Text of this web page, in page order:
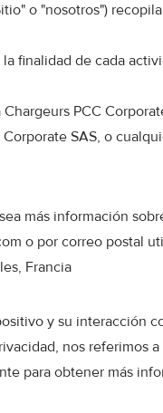
o "nosotros")
finalidad de cada
PCC
SAS, o
más información
o por correo postal
Francia
y su interacción
nos
para obtener más